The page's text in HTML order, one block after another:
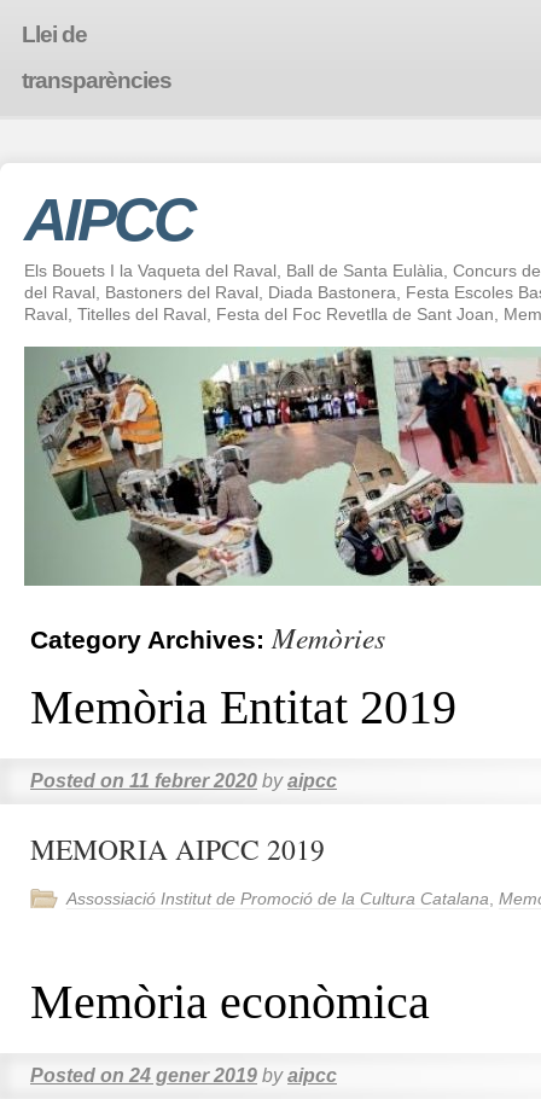
Llei de
transparències
AIPCC
Els Bouets I la Vaqueta del Raval, Ball de Santa Eulàlia, Concurs
del Raval, Bastoners del Raval, Diada Bastonera, Festa Escoles
Raval, Titelles del Raval, Festa del Foc Revetlla de Sant Joan,
Category Archives: Memòries
Memòria Entitat 2019
Posted on 11 febrer 2020 by aipcc
MEMORIA AIPCC 2019
Assossiació Institut de Promoció de la Cultura Catalana
Memòria econòmica
Posted on 24 gener 2019 by aipcc